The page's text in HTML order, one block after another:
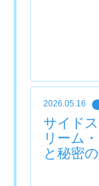
2026.05.16
サイド
リーム
と秘密